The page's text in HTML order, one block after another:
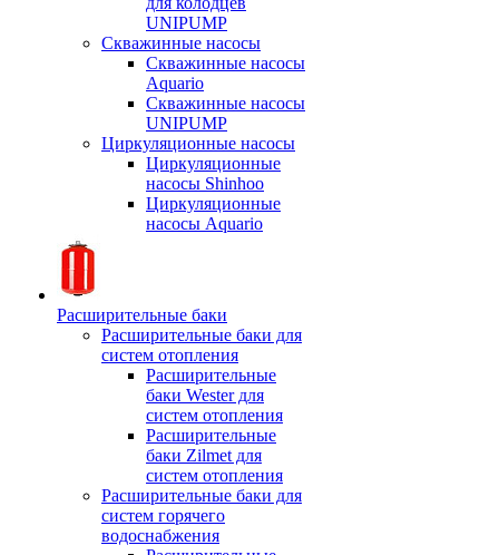
UNIPUMP
Скважинные насосы
Скважинные насосы
Aquario
Скважинные насосы
UNIPUMP
Циркуляционные насосы
Циркуляционные
насосы Shinhoo
Циркуляционные
насосы Aquario
Расширительные баки
Расширительные баки для
систем отопления
Расширительные
баки Wester для
систем отопления
Расширительные
баки Zilmet для
систем отопления
Расширительные баки для
систем горячего
водоснабжения